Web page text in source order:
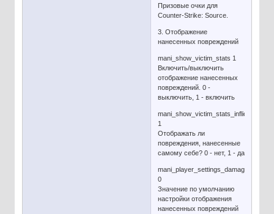
Призовые очки для
Counter-Strike: Source.
3. Отображение
нанесенных повреждений
mani_show_victim_stats 1
Включить/выключить
отображение нанесенных
повреждений. 0 -
выключить, 1 - включить
mani_show_victim_stats_inflicted_only
1
Отображать ли
повреждения, нанесенные
самому себе? 0 - нет, 1 - да
mani_player_settings_damage
0
Значение по умолчанию
настройки отображения
нанесенных повреждений